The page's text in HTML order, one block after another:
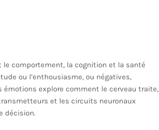
comportement, la cognition et la santé
ou l’enthousiasme, ou négatives,
émotions explore comment le cerveau traite,
et les circuits neuronaux
décision.